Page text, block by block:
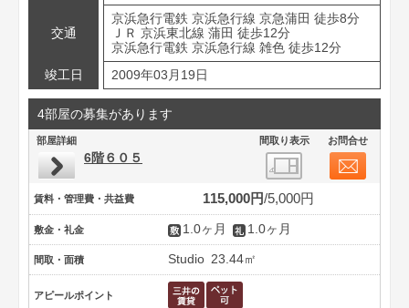
交通
京浜急行電鉄 京浜急行線 京急蒲田 徒歩8分
ＪＲ 京浜東北線 蒲田 徒歩12分
京浜急行電鉄 京浜急行線 雑色 徒歩12分
竣工日
2009年03月19日
4部屋の募集があります
部屋詳細 間取り表示 お問合せ
6階６０５
賃料・管理費・共益費 115,000円 5,000円
敷金・礼金 1.0ヶ月 1.0ヶ月
間取・面積 Studio 23.44㎡
アピールポイント